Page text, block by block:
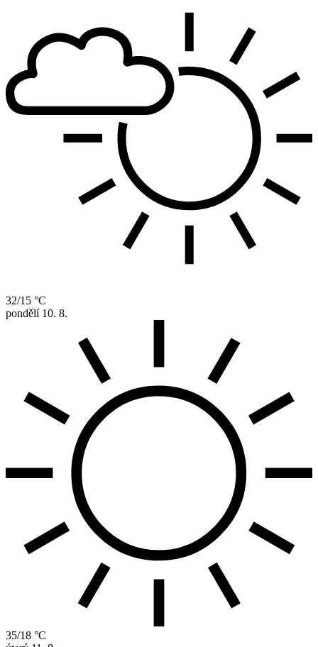
32/15 °C
pondělí 10. 8.
35/18 °C